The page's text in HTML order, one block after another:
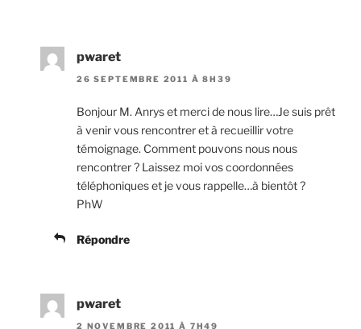
pwaret
26 SEPTEMBRE 2011 À 8H39
Bonjour M. Anrys et merci de nous lire…Je suis prêt
à venir vous rencontrer et à recueillir votre
témoignage. Comment pouvons nous nous
rencontrer ? Laissez moi vos coordonnées
téléphoniques et je vous rappelle…à bientôt ?
PhW
Répondre
pwaret
2 NOVEMBRE 2011 À 7H49